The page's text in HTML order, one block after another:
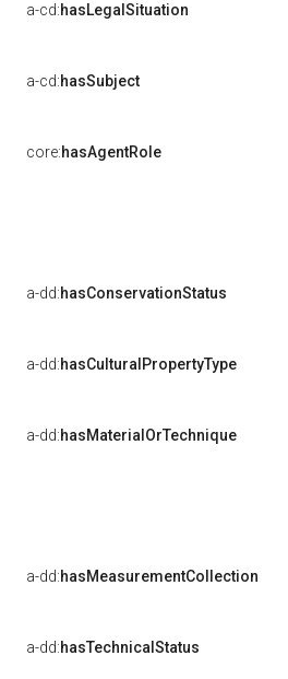
a-cd:hasLegalSituation
a-cd:hasSubject
core:hasAgentRole
a-dd:hasConservationStatus
a-dd:hasCulturalPropertyType
a-dd:hasMaterialOrTechnique
a-dd:hasMeasurementCollection
a-dd:hasTechnicalStatus